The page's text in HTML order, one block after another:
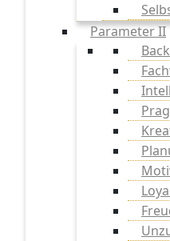
Parameter II
Back